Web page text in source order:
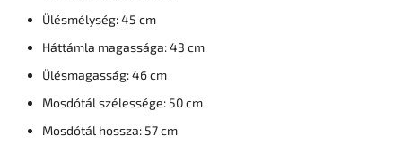
Ülésmélység: 45 cm
Háttámla magassága: 43 cm
Ülésmagasság: 46 cm
Mosdótál szélessége: 50 cm
Mosdótál hossza: 57 cm